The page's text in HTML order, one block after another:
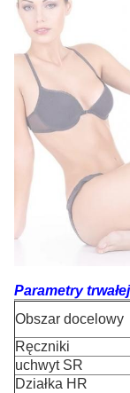
Parametry
Obszar docelowy
Ręczniki
uchwyt SR
Działka HR